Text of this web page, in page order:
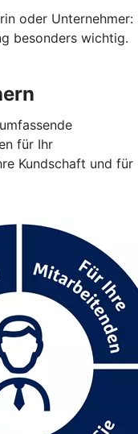
oder Unternehmer:
besonders wichtig.
für Ihr
Kundschaft und für